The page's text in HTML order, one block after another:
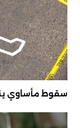
سقوط مأساوي